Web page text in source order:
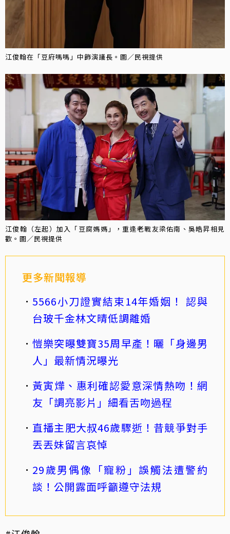
江俊翰在「豆府嗎嗎」中飾演議長。圖／民視提供
江俊翰（左起）加入「豆腐媽媽」，重逢老戰友梁佑南、吳皓昇相見
歡。圖／民視提供
更多新聞報導
5566小刀證實結束14年婚姻！ 認與
台玻千金林文晴低調離婚
愷樂突曝雙寶35周早產！曬「身邊男
人」最新情況曝光
黃寅燁、惠利確認愛意深情熱吻！網
友「調亮影片」細看舌吻過程
直播主肥大叔46歲驟逝！昔競爭對手
丟丟妹留言哀悼
29歲男偶像「寵粉」誤觸法遭警約
談！公開露面呼籲遵守法規